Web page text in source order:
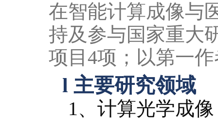
在智能计算成像与
持及参与国家重大
项目 4项 ； 以第一
l 主要研究领域
1、 计算光学成像